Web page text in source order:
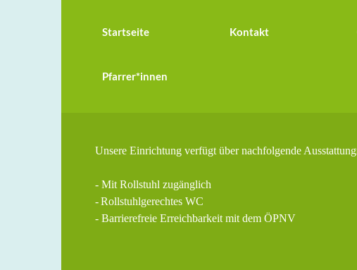
Startseite Kontakt
Pfarrer*innen
Unsere Einrichtung verfügt über nachfolgende
- Mit Rollstuhl zugänglich
-Rollstuhlgerechtes WC
- Barrierefreie Erreichbarkeit mit dem ÖPNV